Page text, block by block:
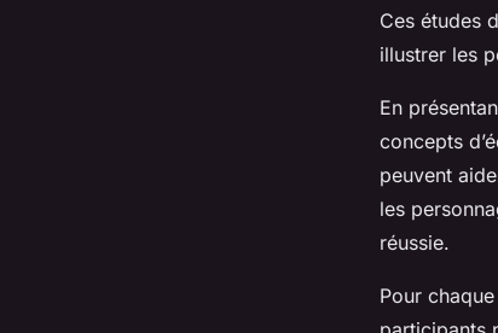
Ces études
illustrer les
En
concepts
peuvent
les
réussie.
Pour